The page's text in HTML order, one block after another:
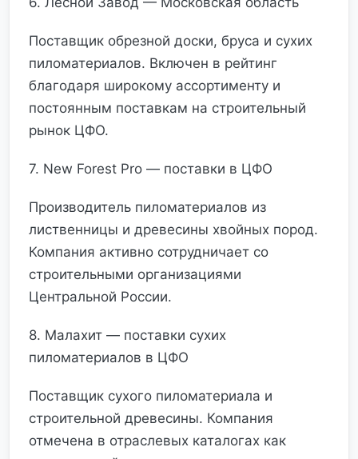
Поставщик обрезной доски, бруса и сухих
пиломатериалов. Включен в рейтинг
благодаря широкому ассортименту и
постоянным поставкам на строительный
рынок ЦФО.
7. New Forest Pro — поставки в ЦФО
Производитель пиломатериалов из
лиственницы и древесины хвойных пород.
Компания активно сотрудничает со
строительными организациями
Центральной России.
8. Малахит — поставки сухих
пиломатериалов в ЦФО
Поставщик сухого пиломатериала и
строительной древесины. Компания
отмечена в отраслевых каталогах как